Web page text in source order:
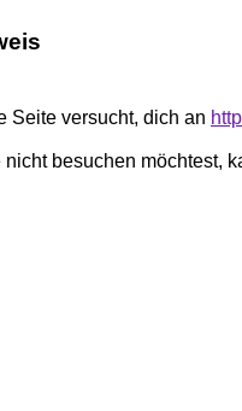
Seite versucht, dich an
besuchen möchtest,